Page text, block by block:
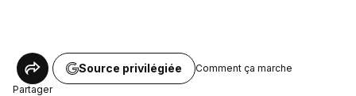
Partager
Source privilégiée Comment ça marche